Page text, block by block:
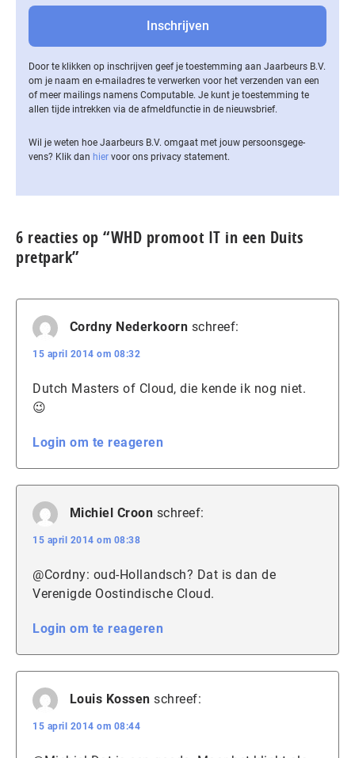
Door te klikken op inschrijven geef je toestemming aan Jaarbeurs B.V.
om je naam en e-mailadres te verwerken voor het verzenden van een
of meer mailings namens Computable. Je kunt je toestemming te
allen tijde intrekken via de af­meld­func­tie in de nieuwsbrief.
Wil je weten hoe Jaarbeurs B.V. omgaat met jouw per­soons­ge­ge­
vens? Klik dan hier voor ons privacy statement.
6 reacties op “WHD promoot IT in een Duits
pretpark”
Cordny Nederkoorn schreef:
15 april 2014 om 08:32
Dutch Masters of Cloud, die kende ik nog niet.
😉
Login om te reageren
Michiel Croon schreef:
15 april 2014 om 08:38
@Cordny: oud-Hollandsch? Dat is dan de
Verenigde Oostindische Cloud.
Login om te reageren
Louis Kossen schreef:
15 april 2014 om 08:44